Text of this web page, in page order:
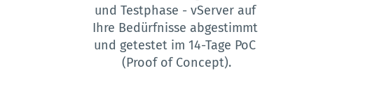
und Testphase - vServer auf
Ihre Bedürfnisse abgestimmt
und getestet im 14-Tage PoC
(Proof of Concept).